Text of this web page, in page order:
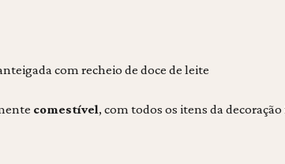
com recheio de doce de leite
comestível, com todos os itens da decoração